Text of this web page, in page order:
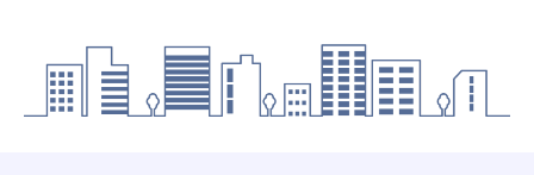
ェブサイト上で行った場合はウェブサイト上に掲
示した時点で、また電子メールで行った場合は電
子メールを発送した時点より効力を発するものと
します。